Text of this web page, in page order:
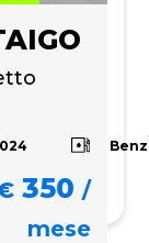
350 /
mese